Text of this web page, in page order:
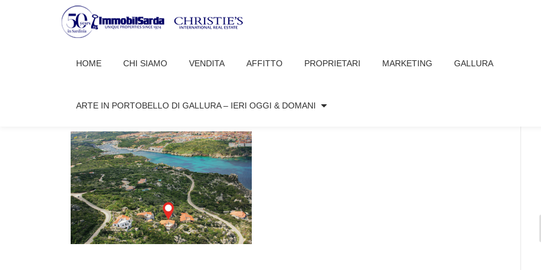
HOME CHI SIAMO VENDITA AFFITTO PROPRIETARI MARKETING GALLURA
ARTE IN PORTOBELLO DI GALLURA – IERI OGGI & DOMANI
airportcoast Dicembre 6, 2024